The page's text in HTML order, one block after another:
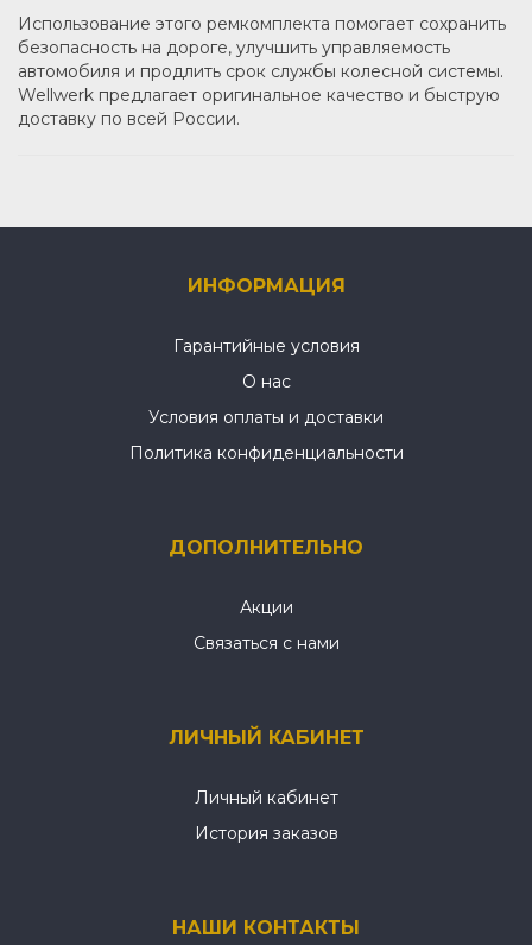
Использование этого ремкомплекта помогает сохранить
безопасность на дороге, улучшить управляемость
автомобиля и продлить срок службы колесной системы.
Wellwerk предлагает оригинальное качество и быструю
доставку по всей России.
ИНФОРМАЦИЯ
Гарантийные условия
О нас
Условия оплаты и доставки
Политика конфиденциальности
ДОПОЛНИТЕЛЬНО
Акции
Связаться с нами
ЛИЧНЫЙ КАБИНЕТ
Личный кабинет
История заказов
НАШИ КОНТАКТЫ